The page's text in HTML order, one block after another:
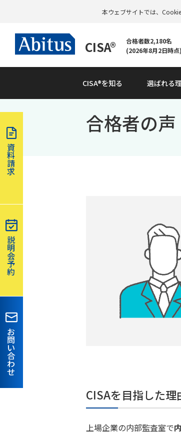
本ウェブサイトでは、
CISA®
合格者数2,180名
(2026年8月2日時点)
CISA®を知る 選ばれる
合格者の声
CISAを目指した理
上場企業の内部監査室で
資
料
請
求
説
明
会
予
約
お
問
い
合
わ
せ